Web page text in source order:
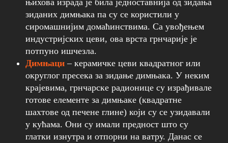
њихова израда је била једноставнија од зидања
зиданих димњака па су се користили у
сиромашнијим домаћинствима. Са увођењем
индустријских цеви, ова врста грнчарије је
потпуно ишчезла.
Димњаци – керамичке цеви квадратног или
округлог пресека за зидање димњака. У неким
крајевима, грнчарске радионице су израђивале
готове елементе за димњаке (квадратне
шахтове од печене глине) који су се узидaвали
у кућама. Они су имали предност што су
глатки изнутра и отпорни на ватру. Данас се